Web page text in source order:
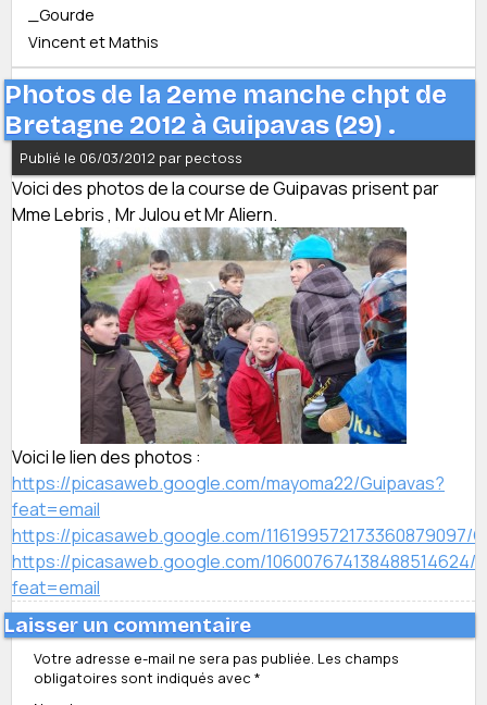
_Gourde
Vincent et Mathis
Photos de la 2eme manche chpt de
Bretagne 2012 à Guipavas (29) .
Publié le 06/03/2012 par pectoss
Voici des photos de la course de Guipavas prisent par
Mme Lebris , Mr Julou et Mr Aliern.
Voici le lien des photos :
https://picasaweb.google.com/mayoma22/Guipavas?
feat=email
https://picasaweb.google.com/116199572173360879097/
https://picasaweb.google.com/106007674138488514624/
feat=email
Laisser un commentaire
Votre adresse e-mail ne sera pas publiée. Les champs
obligatoires sont indiqués avec *